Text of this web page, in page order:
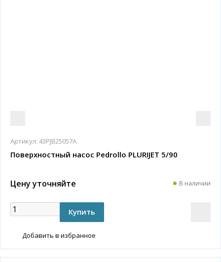
Артикул: 43PJB25057A
Поверхностный насос Pedrollo PLURIJET 5/90
Цену уточняйте В наличии
Добавить в избранное